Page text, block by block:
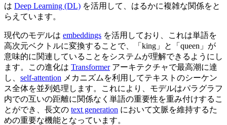
は Deep Learning (DL) を活用して、はるかに複雑な関係をと
らえています。
現代のモデルは embeddings を活用しており、これは単語を
高次元ベクトルに変換することで、「king」と「queen」が
意味的に関連していることをシステムが理解できるようにし
ます。この進化は Transformerアーキテクチャで最高潮に達
し、 self-attention メカニズムを利用してテキストのシーケン
ス全体を並列処理します。これにより、モデルはパラグラフ
内での互いの距離に関係なく単語の重要性を重み付けするこ
とができ、長文の text generation において文脈を維持するた
めの重要な機能となっています。